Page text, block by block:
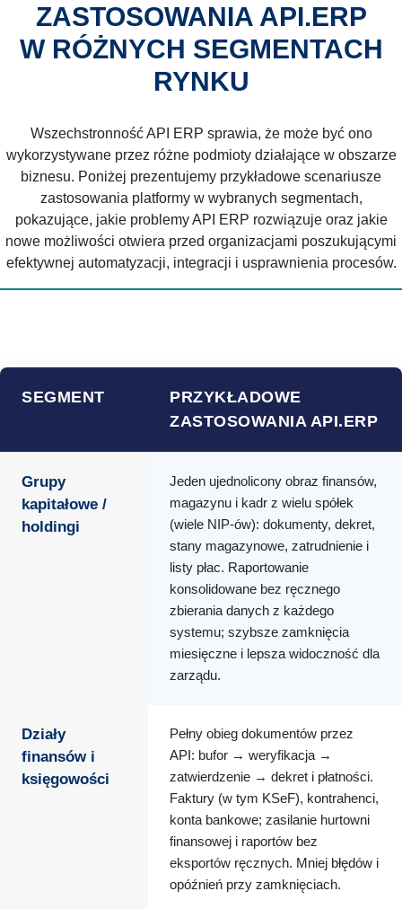
ZASTOSOWANIA API.ERP
W RÓŻNYCH SEGMENTACH
RYNKU
Wszechstronność API ERP sprawia, że może być ono
wykorzystywane przez różne podmioty działające w obszarze
biznesu. Poniżej prezentujemy przykładowe scenariusze
zastosowania platformy w wybranych segmentach,
pokazujące, jakie problemy API ERP rozwiązuje oraz jakie
nowe możliwości otwiera przed organizacjami poszukującymi
efektywnej automatyzacji, integracji i usprawnienia procesów.
SEGMENT
PRZYKŁADOWE
ZASTOSOWANIA API.ERP
Grupy
kapitałowe /
holdingi
Jeden ujednolicony obraz finansów,
magazynu i kadr z wielu spółek
(wiele NIP-ów): dokumenty, dekret,
stany magazynowe, zatrudnienie i
listy płac. Raportowanie
konsolidowane bez ręcznego
zbierania danych z każdego
systemu; szybsze zamknięcia
miesięczne i lepsza widoczność dla
zarządu.
Działy
finansów i
księgowości
Pełny obieg dokumentów przez
API: bufor → weryfikacja →
zatwierdzenie → dekret i płatności.
Faktury (w tym KSeF), kontrahenci,
konta bankowe; zasilanie hurtowni
finansowej i raportów bez
eksportów ręcznych. Mniej błędów i
opóźnień przy zamknięciach.